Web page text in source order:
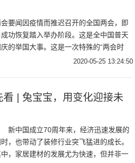
要闻因疫情而推迟召开的全国两会，即
成功恢复踏入举办阶段。这是全中国普天
庆的举国大事。这是一次特殊的“两会时
”--因疫情而推迟召开的全国两会，必将有
2020-05-25 13:24:50
| 兔宝宝，用变化迎接未
中国成立70周年来，经济迅速发展的
时，也带动了装修行业突飞猛进的成长。
，家居建材的发展尤为快速，但并非一